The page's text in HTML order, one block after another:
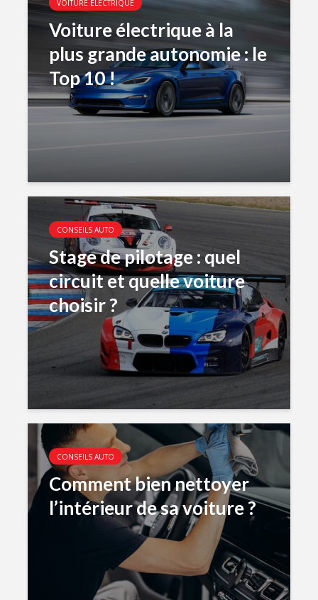
VOITURE ELECTRIQUE
Voiture électrique à la
plus grande autonomie : le
Top 10 !
CONSEILS AUTO
Stage de pilotage : quel
circuit et quelle voiture
choisir ?
CONSEILS AUTO
Comment bien nettoyer
l’intérieur de sa voiture ?